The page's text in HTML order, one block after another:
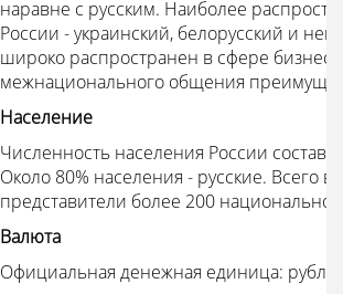
наравне с русским. Наиболее
России - украинский, белорусский и
широко распространен в сфере бизнеса
межнационального общения
Население
Численность населения России
Около 80% населения - русские. Всего
представители более 200
Валюта
Официальная денежная единица: рубль